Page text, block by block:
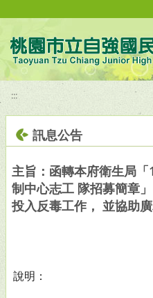
:::
訊息公告
主旨：函轉本府衛生局
制中心志工 隊招募簡章
投入反毒工作， 並協助廣
說明：